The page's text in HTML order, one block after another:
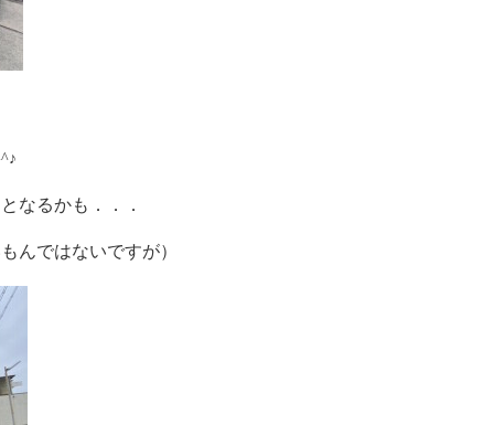
るかも．．．
んではないですが）